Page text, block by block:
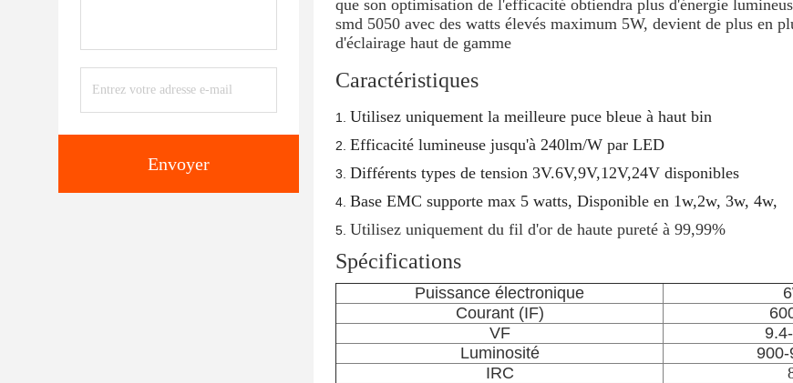
Envoyer
que son optimisation de l'efficacité obtiendra plus d'énergie
smd 5050 avec des watts élevés maximum 5W, devient de plus en
d'éclairage haut de gamme
Caractéristiques
Utilisez uniquement la meilleure puce bleue à haut bin
Efficacité lumineuse jusqu'à 240lm/W par LED
Différents types de tension 3V.6V,9V,12V,24V disponibles
Base EMC supporte max 5 watts, Disponible en 1w,2w, 3w, 4w,
Utilisez uniquement du fil d'or de haute pureté à 99,99%
Spécifications
Puissance électronique
Courant (IF)
VF
Luminosité
900-
IRC